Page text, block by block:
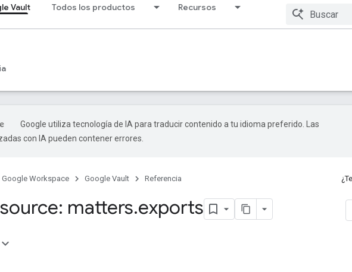
Vault Todos los productos Recursos
Google utiliza tecnología de IA para traducir contenido a tu idioma preferido. Las
con IA pueden contener errores.
Google Workspace Google Vault Referencia
matters.exports